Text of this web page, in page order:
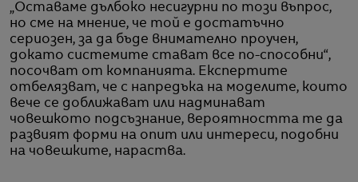
„Оставаме дълбоко несигурни по този въпрос,
но сме на мнение, че той е достатъчно
сериозен, за да бъде внимателно проучен,
докато системите стават все по-способни“,
посочват от компанията. Експертите
отбелязват, че с напредъка на моделите, които
вече се доближават или надминават
човешкото подсъзнание, вероятността те да
развият форми на опит или интереси, подобни
на човешките, нараства.